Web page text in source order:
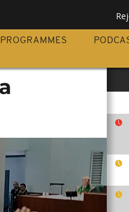
PROGRAMMES